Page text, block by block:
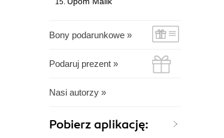
Bony podarunkowe »
Podaruj prezent »
Nasi autorzy »
Pobierz aplikację: